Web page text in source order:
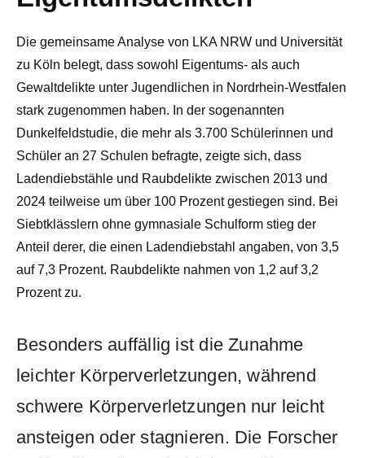
Die gemeinsame Analyse von LKA NRW und Universität
zu Köln belegt, dass sowohl Eigentums- als auch
Gewaltdelikte unter Jugendlichen in Nordrhein-Westfalen
stark zugenommen haben. In der sogenannten
Dunkelfeldstudie, die mehr als 3.700 Schülerinnen und
Schüler an 27 Schulen befragte, zeigte sich, dass
Ladendiebstähle und Raubdelikte zwischen 2013 und
2024 teilweise um über 100 Prozent gestiegen sind. Bei
Siebtklässlern ohne gymnasiale Schulform stieg der
Anteil derer, die einen Ladendiebstahl angaben, von 3,5
auf 7,3 Prozent. Raubdelikte nahmen von 1,2 auf 3,2
Prozent zu.
Besonders auffällig ist die Zunahme
leichter Körperverletzungen, während
schwere Körperverletzungen nur leicht
ansteigen oder stagnieren. Die Forscher